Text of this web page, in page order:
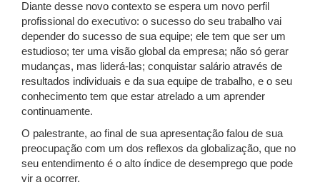
Diante desse novo contexto se espera um novo perfil
profissional do executivo: o sucesso do seu trabalho vai
depender do sucesso de sua equipe; ele tem que ser um
estudioso; ter uma visão global da empresa; não só gerar
mudanças, mas liderá-las; conquistar salário através de
resultados individuais e da sua equipe de trabalho, e o seu
conhecimento tem que estar atrelado a um aprender
continuamente.
O palestrante, ao final de sua apresentação falou de sua
preocupação com um dos reflexos da globalização, que no
seu entendimento é o alto índice de desemprego que pode
vir a ocorrer.